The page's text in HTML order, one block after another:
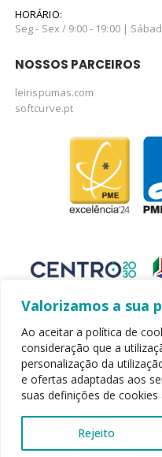
Valorizamos a sua
Ao aceitar a política de
consideração que a
personalização da
e ofertas adaptadas aos
suas definições de cookies
Rejeito
HORÁRIO:
Seg - Sex / 9:00 - 19:00 |
NOSSOS PARCEIROS
leirispumas.com
softcurve.pt
Copyright 2020 - Leirispumas
Desenvolvido por TiagoGréu